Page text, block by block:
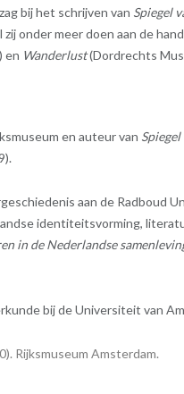
bij het schrijven van Spiegel
onder meer doen aan de
en Wanderlust(Dordrechts
en auteur van
aan de Radboud
identiteitsvorming,
in de Nederlandse
bij de Universiteit van
Rijksmuseum Amsterdam.